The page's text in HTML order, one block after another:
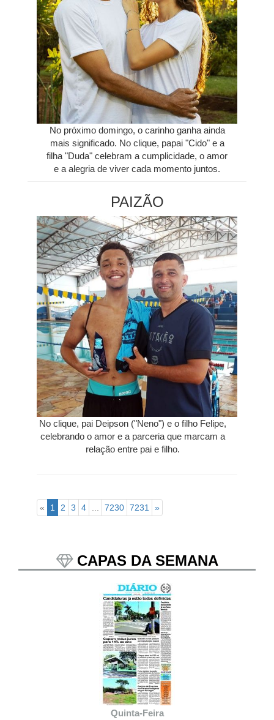
No próximo domingo, o carinho ganha ainda
mais significado. No clique, papai "Cido" e a
filha "Duda" celebram a cumplicidade, o amor
e a alegria de viver cada momento juntos.
PAIZÃO
No clique, pai Deipson ("Neno") e o filho Felipe,
celebrando o amor e a parceria que marcam a
relação entre pai e filho.
« 1 2 3 4 ... 7230 7231 »
CAPAS DA SEMANA
Quinta-Feira